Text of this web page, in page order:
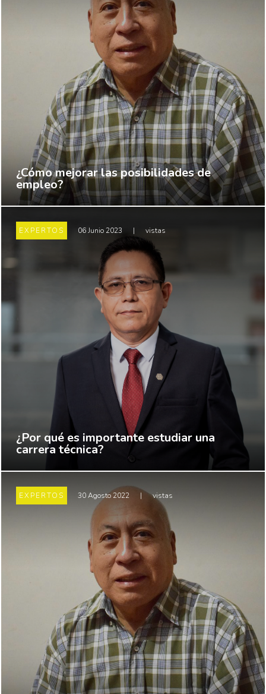
¿Cómo mejorar las posibilidades de
empleo?
EXPERTOS 06 Junio 2023 | vistas
¿Por qué es importante estudiar una
carrera técnica?
EXPERTOS 30 Agosto 2022 | vistas